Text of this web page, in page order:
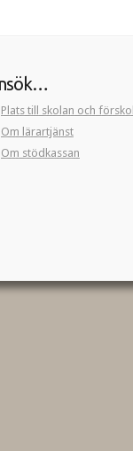
Plats till skolan och
Om lärartjänst
Om stödkassan